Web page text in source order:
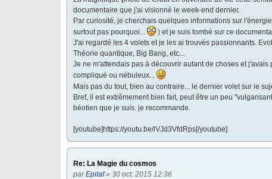
e
documentaire que j'ai visionné le week-end dernier.
Par curiosité, je cherchais quelques informations sur
surtout pas pourquoi...
) et je suis tombé sur ce
J'ai regardé les 4 volets et je les ai trouvés passionnants.
Théorie quantique, Big Bang, etc...
Je ne m'attendais pas à découvrir autant de choses et
compliqué ou nébuleux...
Mais pas du tout, bien au contraire... le dernier volet sur le
Bref, il est extrêmement bien fait, peut être un peu
béotien que je suis. je recommande.
[youtube]https://youtu.be/lVJd3VfdRps[/youtube]
Re: La Magie du cosmos
parEpitaf» 30 oct. 2015 12:36